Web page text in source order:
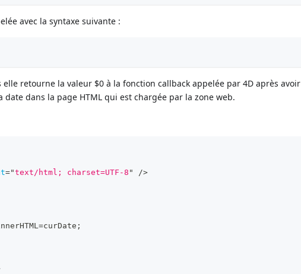
avec la syntaxe suivante :
retourne la valeur $0 à la fonction callback appelée par 4D après avoir
dans la page HTML qui est chargée par la zone web.
="text/html; charset=UTF-8 "
/>
=curDate ;